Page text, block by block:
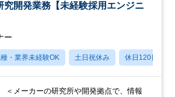
究開発業務【未経験採用エンジニ
ー
・業界未経験OK 土日祝休み 休日120日以上
＜メーカーの研究所や開発拠点で、情報